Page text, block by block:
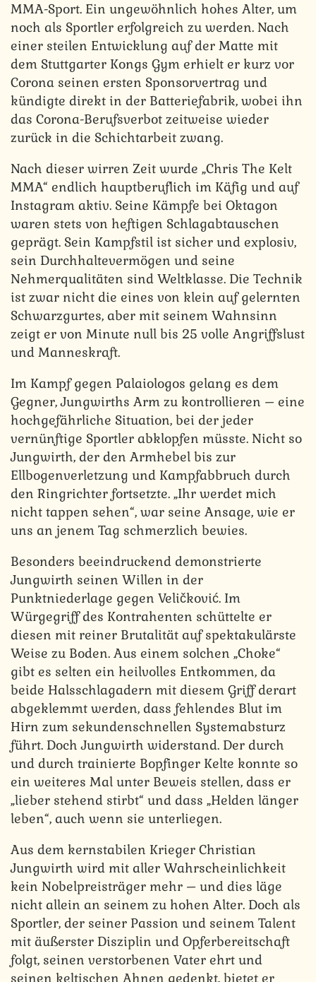
MMA-Sport. Ein ungewöhnlich hohes Alter, um
noch als Sportler erfolgreich zu werden. Nach
einer steilen Entwicklung auf der Matte mit
dem Stuttgarter Kongs Gym erhielt er kurz vor
Corona seinen ersten Sponsorvertrag und
kündigte direkt in der Batteriefabrik, wobei ihn
das Corona-Berufsverbot zeitweise wieder
zurück in die Schichtarbeit zwang.
Nach dieser wirren Zeit wurde „Chris The Kelt
MMA“ endlich hauptberuflich im Käfig und auf
Instagram aktiv. Seine Kämpfe bei Oktagon
waren stets von heftigen Schlagabtauschen
geprägt. Sein Kampfstil ist sicher und explosiv,
sein Durchhaltevermögen und seine
Nehmerqualitäten sind Weltklasse. Die Technik
ist zwar nicht die eines von klein auf gelernten
Schwarzgurtes, aber mit seinem Wahnsinn
zeigt er von Minute null bis 25 volle Angriffslust
und Manneskraft.
Im Kampf gegen Palaiologos gelang es dem
Gegner, Jungwirths Arm zu kontrollieren – eine
hochgefährliche Situation, bei der jeder
vernünftige Sportler abklopfen müsste. Nicht so
Jungwirth, der den Armhebel bis zur
Ellbogenverletzung und Kampfabbruch durch
den Ringrichter fortsetzte. „Ihr werdet mich
nicht tappen sehen“, war seine Ansage, wie er
uns an jenem Tag schmerzlich bewies.
Besonders beeindruckend demonstrierte
Jungwirth seinen Willen in der
Punktniederlage gegen Veličković. Im
Würgegriff des Kontrahenten schüttelte er
diesen mit reiner Brutalität auf spektakulärste
Weise zu Boden. Aus einem solchen „Choke“
gibt es selten ein heilvolles Entkommen, da
beide Halsschlagadern mit diesem Griff derart
abgeklemmt werden, dass fehlendes Blut im
Hirn zum sekundenschnellen Systemabsturz
führt. Doch Jungwirth widerstand. Der durch
und durch trainierte Bopfinger Kelte konnte so
ein weiteres Mal unter Beweis stellen, dass er
„lieber stehend stirbt“ und dass „Helden länger
leben“, auch wenn sie unterliegen.
Aus dem kernstabilen Krieger Christian
Jungwirth wird mit aller Wahrscheinlichkeit
kein Nobelpreisträger mehr – und dies läge
nicht allein an seinem zu hohen Alter. Doch als
Sportler, der seiner Passion und seinem Talent
mit äußerster Disziplin und Opferbereitschaft
folgt, seinen verstorbenen Vater ehrt und
seinen keltischen Ahnen gedenkt, bietet er